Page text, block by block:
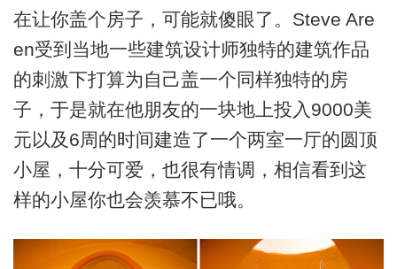
在让你盖个房子，可能就傻眼了。Steve Are
en受到当地一些建筑设计师独特的建筑作品
的刺激下打算为自己盖一个同样独特的房
子，于是就在他朋友的一块地上投入9000美
元以及6周的时间建造了一个两室一厅的圆顶
小屋，十分可爱，也很有情调，相信看到这
样的小屋你也会羡慕不已哦。